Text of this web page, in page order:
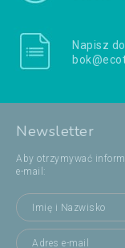
Napisz
Newsletter
Aby otrzymywać
e-mail: